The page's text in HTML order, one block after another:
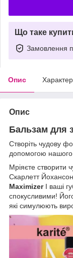
Що таке
Замовлення
Опис
Опис
Бальзам для
Створіть чудову
допомогою нашого
Мріяєте створити
Скарлетт
Maximizer І ваші
спокусливими!
які симулюють